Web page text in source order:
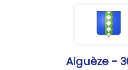
Aiguèze -
𝙎𝙤𝙣𝙩 𝙡𝙞𝙢𝙞𝙩é𝙨
entre 8h et 20h et
pour les modes